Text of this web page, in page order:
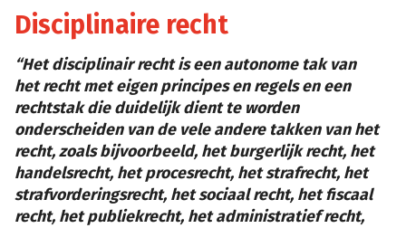
Disciplinaire recht
“Het disciplinair recht is een autonome tak van
het recht met eigen principes en regels en een
rechtstak die duidelijk dient te worden
onderscheiden van de vele andere takken van het
recht, zoals bijvoorbeeld, het burgerlijk recht, het
handelsrecht, het procesrecht, het strafrecht, het
strafvorderingsrecht, het sociaal recht, het fiscaal
recht, het publiekrecht, het administratief recht,